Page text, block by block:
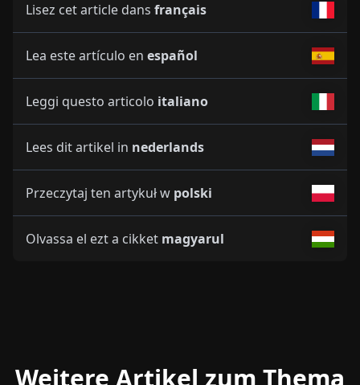
Lisez cet article dans français
Lea este artículo en español
Leggi questo articolo italiano
Lees dit artikel in nederlands
Przeczytaj ten artykuł w polski
Olvassa el ezt a cikket magyarul
Weitere Artikel zum Thema